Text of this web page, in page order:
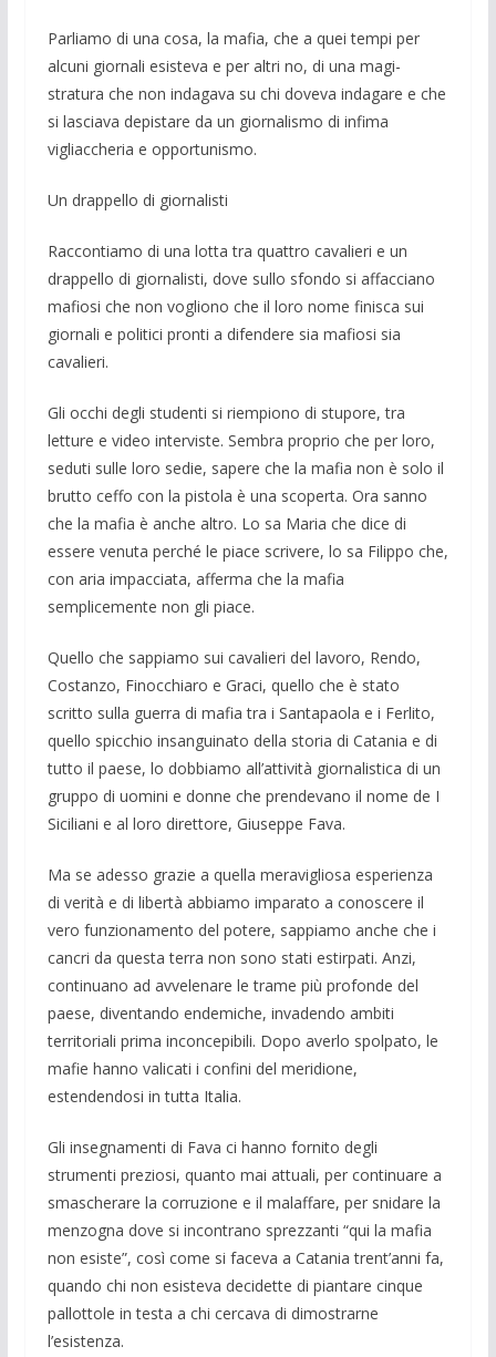
Parliamo di una cosa, la mafia, che a quei tempi per
alcuni gior­nali esiste­va e per altri no, di una magi­
stratura che non in­dagava su chi doveva in­dagare e che
si lasciava depistare da un giornalismo di infima
vigliaccheria e op­portunismo.
Un drappello di giornalisti
Raccontiamo di una lotta tra quattro ca­valieri e un
drappello di giornalisti, dove sullo sfondo si affacciano
mafiosi che non vogliono che il loro nome finisca sui
gior­nali e politici pronti a difendere sia mafio­si sia
cavalieri.
Gli occhi degli studenti si riempiono di stupore, tra
letture e video interviste. Sembra proprio che per loro,
seduti sulle loro sedie, sapere che la mafia non è solo il
brutto ceffo con la pistola è una scoper­ta. Ora sanno
che la mafia è anche altro. Lo sa Maria che dice di
essere venuta per­ché le piace scrivere, lo sa Filippo che,
con aria impacciata, afferma che la mafia
semplicemente non gli piace.
Quello che sappiamo sui cavalieri del lavoro, Rendo,
Costanzo, Finocchiaro e Graci, quello che è stato
scritto sulla guer­ra di mafia tra i Santapaola e i Ferlito,
quello spicchio insanguinato della storia di Catania e di
tutto il paese, lo dobbiamo all’attività giornalistica di un
gruppo di uomini e donne che prendevano il nome de I
Siciliani e al loro direttore, Giuseppe Fava.
Ma se adesso grazie a quella meravi­gliosa esperienza
di verità e di libertà ab­biamo imparato a conoscere il
vero fun­zionamento del potere, sappiamo an­che che i
cancri da questa terra non sono stati estirpati. Anzi,
continuano ad avvele­nare le trame più profonde del
paese, diventand­o endemiche, invadendo ambiti
territoriali prima inconcepibili. Dopo averlo spolpato, le
mafie hanno valicati i confini del meridione,
estendendosi in tut­ta Italia.
Gli insegnamenti di Fava ci hanno for­nito degli
strumenti preziosi, quanto mai attuali, per continuare a
smascherare la corruzione e il malaffare, per snidare la
menzogna dove si incontrano sprezzanti “qui la mafia
non esiste”, così come si fa­ceva a Catania trent’anni fa,
quando chi non esisteva decidette di piantare cinque
pallottole in testa a chi cercava di dimo­strarne
l’esistenza.